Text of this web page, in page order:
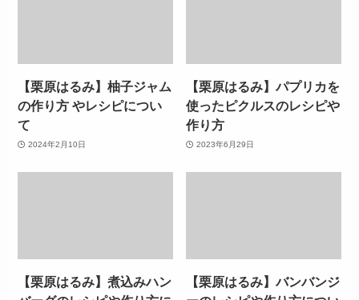
【栗原はるみ】柚子ジャム
の作り方 やレシピについ
て
2024年2月10日
【栗原はるみ】パプリカを
使ったピクルスのレシピや
作り方
2023年6月29日
【栗原はるみ】煮込みハン
【栗原はるみ】バンバンジ